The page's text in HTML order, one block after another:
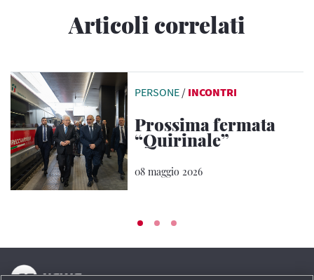
Articoli correlati
PERSONE / INCONTRI
Prossima fermata
“Quirinale”
08 maggio 2026